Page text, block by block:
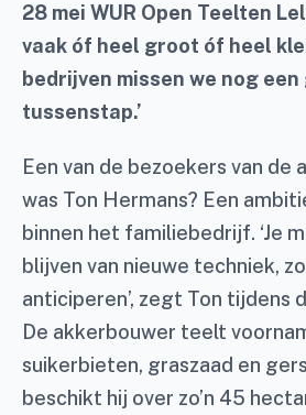
28 mei WUR Open Teelten
vaak óf heel groot óf heel
bedrijven missen we nog een
tussenstap.’
Een van de bezoekers van de
was Ton Hermans? Een
binnen het familiebedrijf. ‘Je
blijven van nieuwe techniek,
anticiperen’, zegt Ton tijdens
De akkerbouwer teelt
suikerbieten, graszaad en
beschikt hij over zo’n 45